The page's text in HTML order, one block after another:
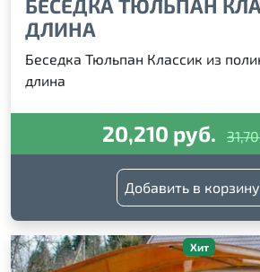
БЕСЕДКА ТЮЛЬПАН
ДЛИНА
Беседка Тюльпан Классик из
длина
20,210 руб.
Добавить в корзину
Хит